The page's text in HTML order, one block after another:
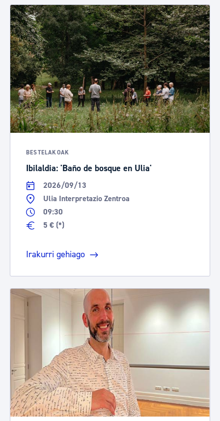
BESTELAKOAK
Ibilaldia: 'Baño de bosque en Ulia'
2026/09/13
Ulia Interpretazio Zentroa
09:30
5 € (*)
Irakurri gehiago